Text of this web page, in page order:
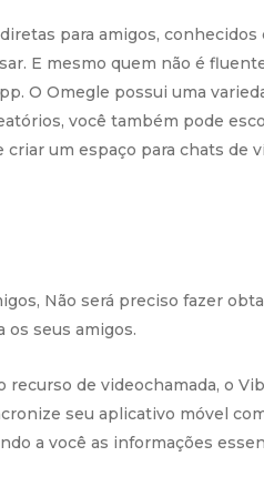
para amigos, conhecidos
E mesmo quem não é
O Omegle possui uma
você também pode
um espaço para chats de
Não será preciso fazer
os seus amigos.
de videochamada, o
seu aplicativo móvel
a você as informações